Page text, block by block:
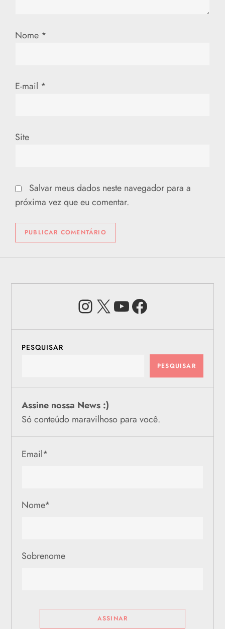
s
Nome *
E-mail *
Site
Salvar meus dados neste navegador para a
próxima vez que eu comentar.
Instagram
X Youtube
PESQUISAR
PESQUISAR
Assine nossa News :)
Só conteúdo maravilhoso para você.
Email*
Nome*
Sobrenome